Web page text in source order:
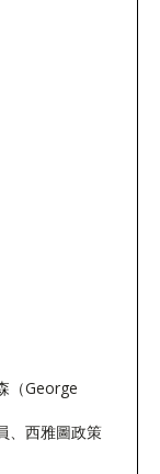
（George
、西雅圖政策